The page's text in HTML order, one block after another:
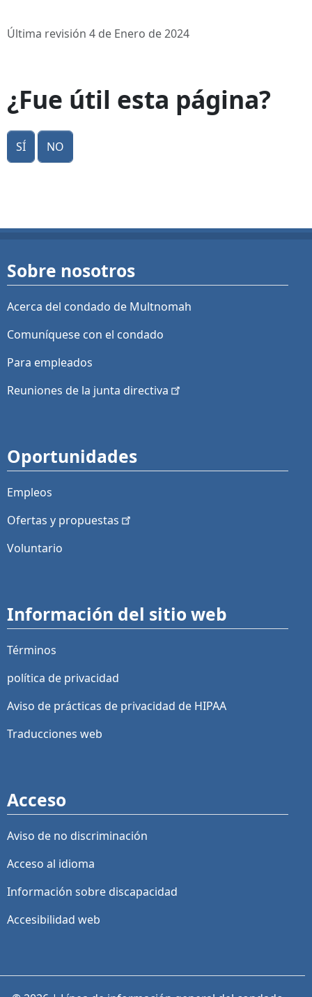
Última revisión 4 de Enero de 2024
¿Fue útil esta página?
Sí No
Sobre nosotros
Acerca del condado de Multnomah
Comuníquese con el condado
Para empleados
Reuniones de la junta directiva
Oportunidades
Empleos
Ofertas y propuestas
Voluntario
Información del sitio web
Términos
política de privacidad
Aviso de prácticas de privacidad de HIPAA
Traducciones web
Acceso
Aviso de no discriminación
Acceso al idioma
Información sobre discapacidad
Accesibilidad web